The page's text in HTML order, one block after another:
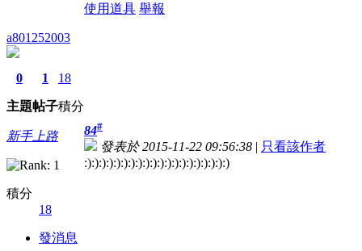
使用道具 舉報
a801252003
0
主題
1
帖子
18
積分
新手上路
積分
18
發消息
84#
發表於 2015-11-22 09:56:38 | 只看該作者
:):):):):):):):):):):):):):):):):):):):)